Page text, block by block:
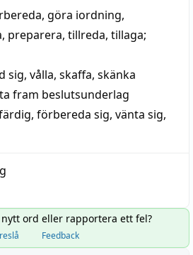
, göra iordning,
, preparera, tillreda, tillaga;
sig, vålla, skaffa, skänka
ta fram beslutsunderlag
, förbereda sig, vänta sig,
ord eller rapportera ett fel?
Feedback